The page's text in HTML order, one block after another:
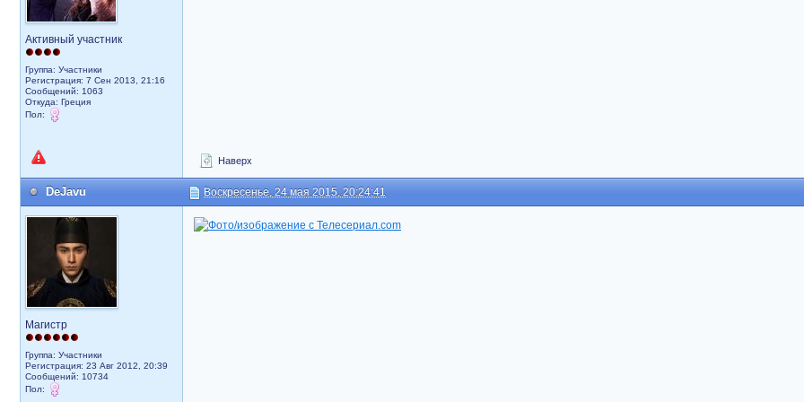
Активный участник
Группа: Участники
Регистрация: 7 Сен 2013, 21:16
Сообщений: 1063
Откуда: Греция
Пол:
Наверх
DeJavu Воскресенье, 24 мая 2015, 20:24:41
Магистр
Группа: Участники
Регистрация: 23 Авг 2012, 20:39
Сообщений: 10734
Пол: